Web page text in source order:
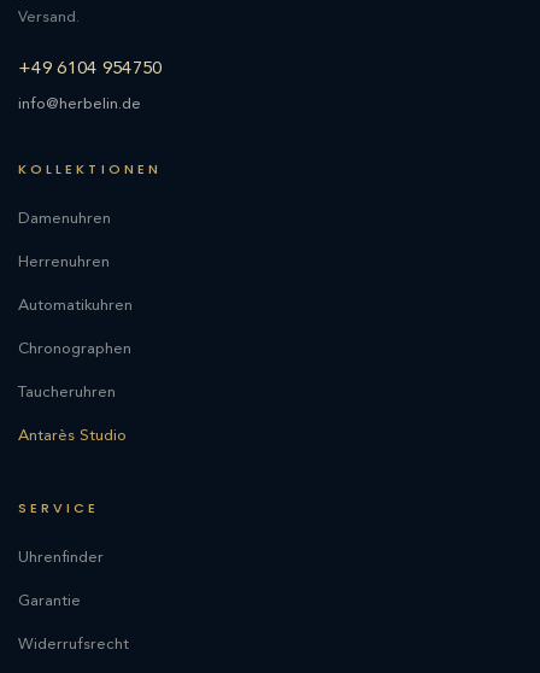
Versand.
+49 6104 954750
info@herbelin.de
KOLLEKTIONEN
Damenuhren
Herrenuhren
Automatikuhren
Chronographen
Taucheruhren
Antarès Studio
SERVICE
Uhrenfinder
Garantie
Widerrufsrecht